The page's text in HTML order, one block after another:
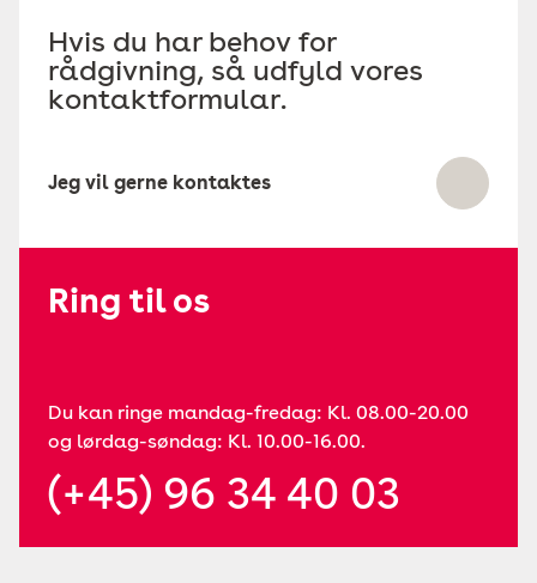
Hvis du har behov for
rådgivning, så udfyld vores
kontaktformular.
Jeg vil gerne kontaktes
Ring til os
Du kan ringe mandag-fredag: Kl. 08.00-20.00
og lørdag-søndag: Kl. 10.00-16.00.
(+45) 96 34 40 03